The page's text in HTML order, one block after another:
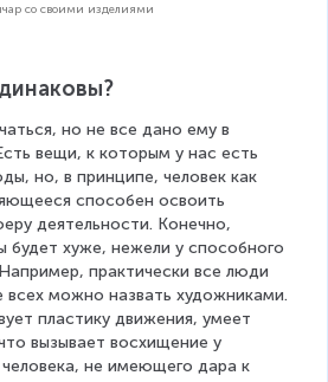
со своими изделиями
но не все дано ему в
вещи, к которым у нас есть
но, в принципе, человек как
способен освоить
деятельности. Конечно,
будет хуже, нежели у способного
практически все люди
можно назвать художниками.
пластику движения, умеет
вызывает восхищение у
не имеющего дара к